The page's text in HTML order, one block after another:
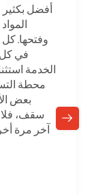
أفضل بكثير
وفتحها.
في كل
الخدمة
محطة
بعض
سقف،
آخر مرة